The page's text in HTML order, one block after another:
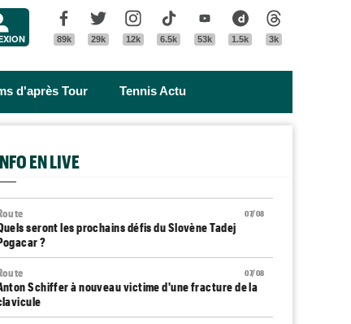
Facebook
89k
Twitter
29k
Instagram
12k
Tik Tok
6.5k
Youtube
53k
Dailymotion
1.5k 3k
d'après Tour Tennis Actu
EN LIVE
07/08
seront les prochains défis du Slovène Tadej
?
07/08
Schiffer à nouveau victime d'une fracture de la